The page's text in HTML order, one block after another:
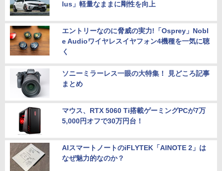
lus」軽量なままに剛性を向上
エントリーなのに脅威の実力!「Osprey」Nobl
e Audioワイヤレスイヤフォン4機種を一気に聴
く
ソニーミラーレス一眼の大特集！ 見どころ記事
まとめ
マウス、RTX 5060 Ti搭載ゲーミングPCが7万
5,000円オフで30万円台！
AIスマートノートのiFLYTEK「AINOTE 2」は
なぜ魅力的なのか？